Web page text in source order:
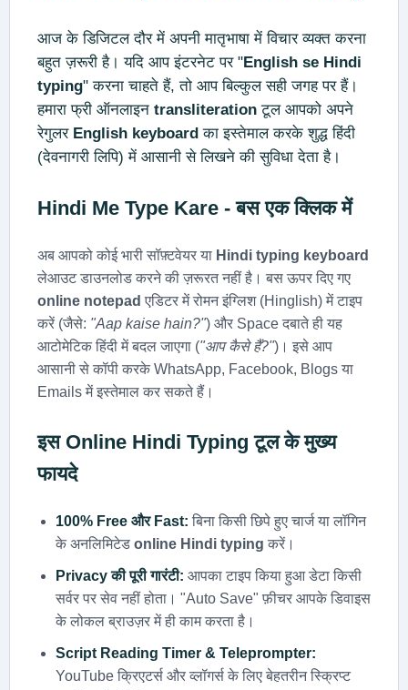
आज के डिजिटल दौर में अपनी मातृभाषा में विचार व्यक्त करना
बहुत ज़रूरी है। यदि आप इंटरनेट पर "English se Hindi
typing" करना चाहते हैं, तो आप बिल्कुल सही जगह पर हैं।
हमारा फ्री ऑनलाइन transliteration टूल आपको अपने
रेगुलर English keyboard का इस्तेमाल करके शुद्ध हिंदी
(देवनागरी लिपि) में आसानी से लिखने की सुविधा देता है।
Hindi Me Type Kare - बस एक क्लिक में
अब आपको कोई भारी सॉफ़्टवेयर या Hindi typing keyboard
लेआउट डाउनलोड करने की ज़रूरत नहीं है। बस ऊपर दिए गए
online notepad एडिटर में रोमन इंग्लिश (Hinglish) में टाइप
करें (जैसे: "Aap kaise hain?") और Space दबाते ही यह
आटोमेटिक हिंदी में बदल जाएगा ("आप कैसे हैं?")। इसे आप
आसानी से कॉपी करके WhatsApp, Facebook, Blogs या
Emails में इस्तेमाल कर सकते हैं।
इस Online Hindi Typing टूल के मुख्य
फायदे
100% Free और Fast: बिना किसी छिपे हुए चार्ज या लॉगिन
के अनलिमिटेड online Hindi typing करें।
Privacy की पूरी गारंटी: आपका टाइप किया हुआ डेटा किसी
सर्वर पर सेव नहीं होता। "Auto Save" फ़ीचर आपके डिवाइस
के लोकल ब्राउज़र में ही काम करता है।
Script Reading Timer & Teleprompter:
YouTube क्रिएटर्स और व्लॉगर्स के लिए बेहतरीन स्क्रिप्ट